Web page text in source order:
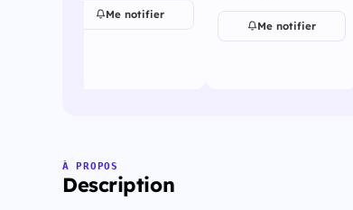
Me notifier
Me notifier
À PROPOS
Description